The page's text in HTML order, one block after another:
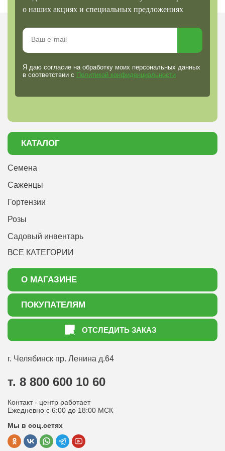
о наших акциях и специальных предложениях
Я даю согласие на обработку моих персональных данных
в соответствии с Политикой конфиденциальности
КАТАЛОГ
Семена
Саженцы
Гортензии
Розы
Садовый инвентарь
ВСЕ КАТЕГОРИИ
О МАГАЗИНЕ
О нас
Акции
ПОКУПАТЕЛЯМ
Как оформить заказ
Статьи садоводу
Оптовым покупателям
Политика конфиденциальности
Публичная оферта
ОТСЛЕДИТЬ ЗАКАЗ
г. Челябинск пр. Ленина д.64
т. 8 800 600 10 60
Контакт - центр работает
Ежедневно с 6:00 до 18:00 МСК
Мы в соц.сетях